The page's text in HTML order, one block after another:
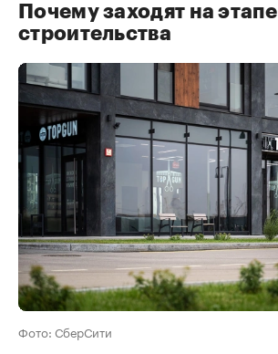
Почему заходят на этапе
строительства
Фото: СберСити